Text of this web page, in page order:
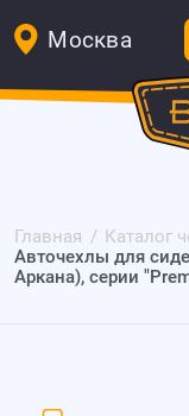
Москва
Главная Каталог
Авточехлы для
Аркана), серии